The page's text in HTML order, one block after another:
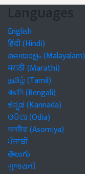
Languages
English
हिंदी (Hindi)
മലയാളം (Malayalam)
मराठी (Marathi)
தமிழ் (Tamil)
বাঙালি (Bengali)
ಕನ್ನಡ (Kannada)
ଓଡିଆ (Odia)
অসমীয়া (Asomiya)
ਪੰਜਾਬੀ
తెలుగు
ગુજરાતી